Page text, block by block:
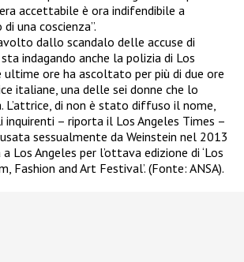
accettabile è ora indifendibile a
una coscienza”.
dallo scandalo delle accuse di
indagando anche la polizia di Los
ultime ore ha ascoltato per più di due ore
italiane, una delle sei donne che lo
L’attrice, di non è stato diffuso il nome,
– riporta il Los Angeles Times –
sessualmente da Weinstein nel 2013
Los Angeles per l’ottava edizione di ‘Los
Fashion and Art Festival’. (Fonte: ANSA).